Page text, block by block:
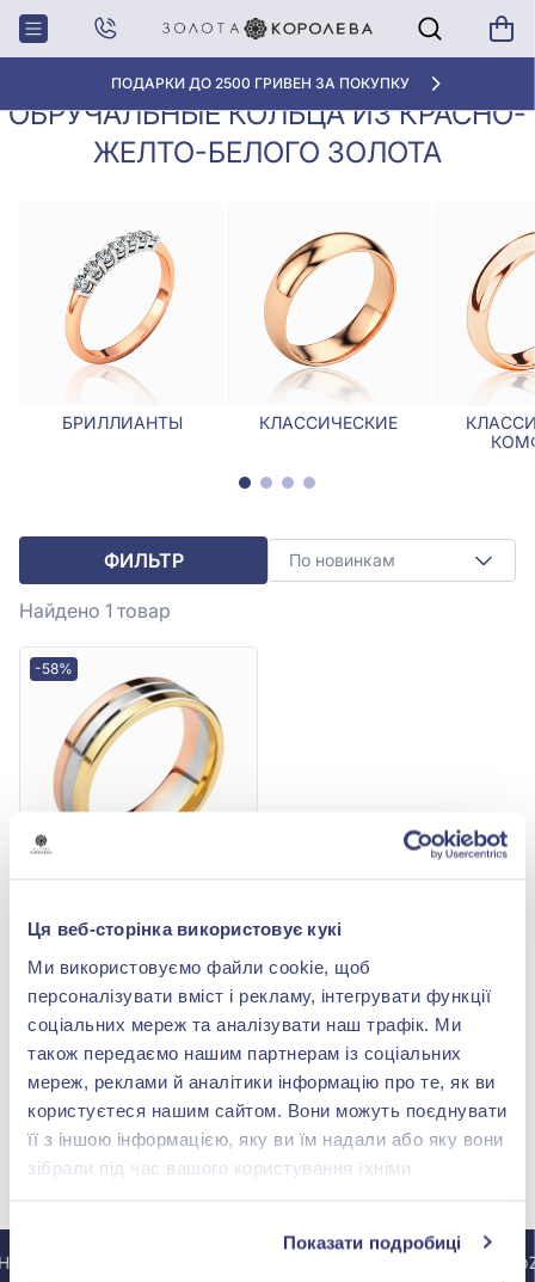
Ця веб-сторінка використовує кукі
Ми використовуємо файли cookie, щоб
персоналізувати вміст і рекламу, інтегрувати функції
соціальних мереж та аналізувати наш трафік. Ми
також передаємо нашим партнерам із соціальних
мереж, реклами й аналітики інформацію про те, як ви
користуєтеся нашим сайтом. Вони можуть поєднувати
її з іншою інформацією, яку ви їм надали або яку вони
зібрали під час вашого користування їхніми
Показати подробиці
ПОДАРКИ ДО 2500 ГРИВЕН ЗА ПОКУПКУ
Главная Обручалки
Обручальные кольца из красно-
желто-белого золота
ОБРУЧАЛЬНЫЕ КОЛЬЦА ИЗ КРАСНО-
ЖЕЛТО-БЕЛОГО ЗОЛОТА
БРИЛЛИАНТЫ КЛАССИЧЕСКИЕ
ФИЛЬТР По новинкам
Найдено 1 товар
-58%
комбинированное из
золота 585° без вставки,
арт. ОК303Р
54 360,00 грн
22 831,20 грн
(арт. ОК303Р)
Купить
МЫ В INSTAGRAM
@ZOLOTAKOROLEVA В ИНСТАГРАМ